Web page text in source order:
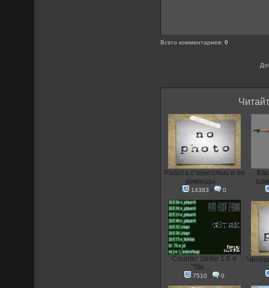
Всего комментариев:0
Работа с консолью и ее
команды
14383 | 0
Counter Strike 1.6 и
"Ste...
7510 | 0